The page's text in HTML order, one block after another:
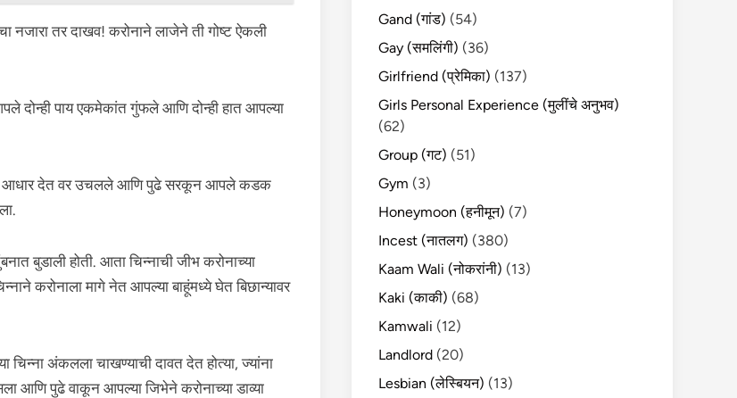
नजारा तर दाखव! करोनाने लाजेने ती गोष्ट ऐकली
दोन्ही पाय एकमेकांत गुंफले आणि दोन्ही हात आपल्या
आधार देत वर उचलले आणि पुढे सरकून आपले कडक
बुडाली होती. आता चिन्नाची जीभ करोनाच्या
करोनाला मागे नेत आपल्या बाहूंमध्ये घेत बिछान्यावर
चिन्ना अंकलला चाखण्याची दावत देत होत्या, ज्यांना
आणि पुढे वाकून आपल्या जिभेने करोनाच्या डाव्या
Gand (गांड) (54)
Gay (समलिंगी) (36)
Girlfriend (प्रेमिका) (137)
Girls Personal Experience (मुलींचे अनुभव)
(62)
Group (गट) (51)
Gym (3)
Honeymoon (हनीमून) (7)
Incest (नातलग) (380)
Kaam Wali (नोकरांनी) (13)
Kaki (काकी) (68)
Kamwali (12)
Landlord (20)
Lesbian (लेस्बियन) (13)